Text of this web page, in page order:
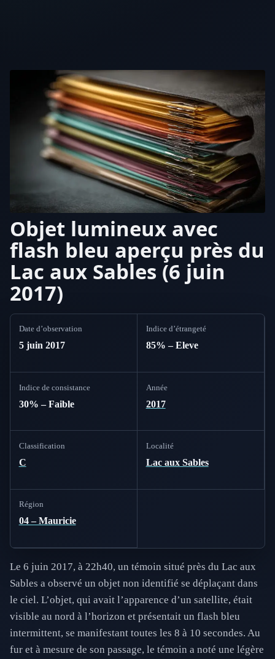
Objet lumineux avec
flash bleu aperçu près du
Lac aux Sables (6 juin
2017)
Date d’observation
5 juin 2017
Indice d’étrangeté
85% – Eleve
Indice de consistance
30% – Faible
Année
2017
Classification
C
Localité
Lac aux Sables
Région
04 – Mauricie
Le 6 juin 2017, à 22h40, un témoin situé près du Lac aux
Sables a observé un objet non identifié se déplaçant dans
le ciel. L’objet, qui avait l’apparence d’un satellite, était
visible au nord à l’horizon et présentait un flash bleu
intermittent, se manifestant toutes les 8 à 10 secondes. Au
fur et à mesure de son passage, le témoin a noté une légère